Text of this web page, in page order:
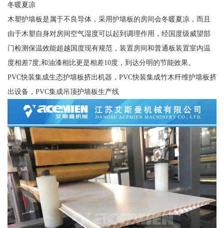
冬暖夏凉
木塑护墙板是属于不良导体，采用护墙板的房间会冬暖夏凉，而且
由于木塑自身对房间空气湿度可以起到调理作用，经国度级威望部
门检测保温效能超越国度现有规范，装置房间和普通板装置室内温
度相差7度;和油漆相比更是相差10度，到达分明的节能效果。
PVC快装集成生态护墙板挤出机器，PVC快装集成竹木纤维护墙板挤
出设备，PVC集成吊顶护墙板生产线